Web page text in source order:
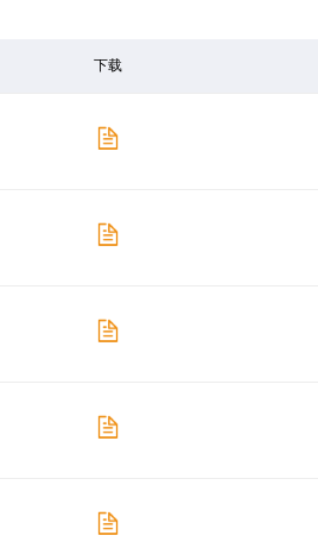
下载